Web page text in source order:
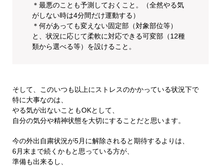
＊最悪のことも予測しておくこと。（全然やる気
がしない時は4分間だけ運動する）
＊何があっても変えない固定部（対象部位等）
と、状況に応じて柔軟に対応できる可変部（12種
類から選べる等）を設けること。
そして、このいつも以上にストレスのかかっている状況下で
特に大事なのは、
やる気が出ないこともOKとして、
自分の気分や精神状態を大切にすることだと思います。
今の外出自粛状況が5月に解除されると期待するよりは、
6月末まで続くかもと思っている方が、
準備も出来るし、